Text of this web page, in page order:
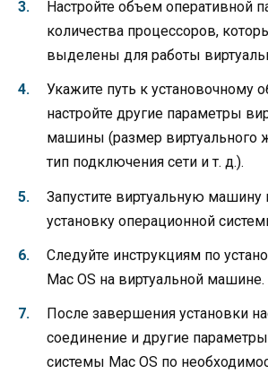
Настройте объем оперативной
количества процессоров,
выделены для работы
Укажите путь к установочному
настройте другие параметры
машины (размер виртуального
тип подключения сети и т. д.).
Запустите виртуальную машину
установку операционной
Следуйте инструкциям по
Mac OS на виртуальной машине.
После завершения установки
соединение и другие
системы Mac OS по